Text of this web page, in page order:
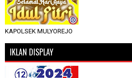
KAPOLSEK MULYOREJO
IKLAN DISPLAY